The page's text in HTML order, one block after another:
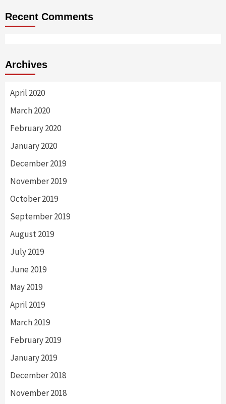
Recent Comments
Archives
April 2020
March 2020
February 2020
January 2020
December 2019
November 2019
October 2019
September 2019
August 2019
July 2019
June 2019
May 2019
April 2019
March 2019
February 2019
January 2019
December 2018
November 2018